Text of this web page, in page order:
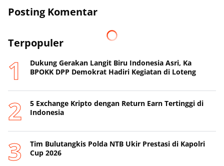
Posting Komentar
Terpopuler
Dukung Gerakan Langit Biru Indonesia Asri, Ka
BPOKK DPP Demokrat Hadiri Kegiatan di Loteng
5 Exchange Kripto dengan Return Earn Tertinggi di
Indonesia
Tim Bulutangkis Polda NTB Ukir Prestasi di Kapolri
Cup 2026